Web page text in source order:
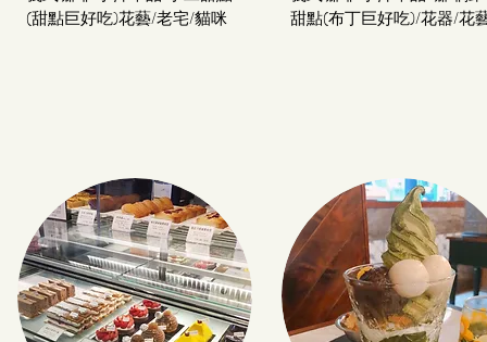
(甜點巨好吃)花藝/老宅/貓咪
甜點(布丁巨好吃)/花器/花